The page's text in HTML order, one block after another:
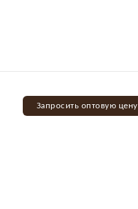
Запросить оптовую цену